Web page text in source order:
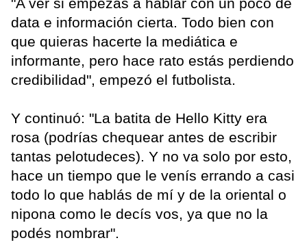
"A ver si empezás a hablar con un poco de
data e información cierta. Todo bien con
que quieras hacerte la mediática e
informante, pero hace rato estás perdiendo
credibilidad", empezó el futbolista.
Y continuó: "La batita de Hello Kitty era
rosa (podrías chequear antes de escribir
tantas pelotudeces). Y no va solo por esto,
hace un tiempo que le venís errando a casi
todo lo que hablás de mí y de la oriental o
nipona como le decís vos, ya que no la
podés nombrar".